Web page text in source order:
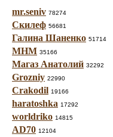
mr.seniv 78274
Скилеф 56681
Галина Шаненко 51714
МНМ 35166
Магаз Анатолий 32292
Grozniy 22990
Crakodil 19166
haratoshka 17292
worldriko 14815
AD70 12104